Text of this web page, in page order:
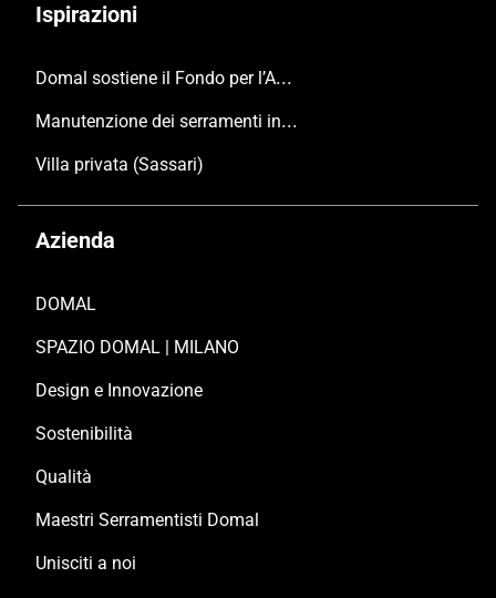
Ispirazioni
Domal sostiene il Fondo per l’Ambiente Italiano anche per le Giornate FAI di Primavera 2024
Manutenzione dei serramenti in alluminio
Villa privata (Sassari)
Azienda
DOMAL
SPAZIO DOMAL | MILANO
Design e Innovazione
Sostenibilità
Qualità
Maestri Serramentisti Domal
Unisciti a noi